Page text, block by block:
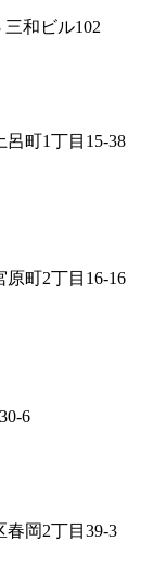
三和ビル102
呂町1丁目15-38
原町2丁目16-16
6
春岡2丁目39-3